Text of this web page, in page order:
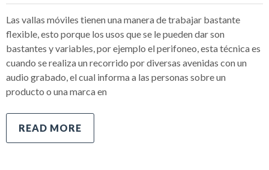
Las vallas móviles tienen una manera de trabajar bastante
flexible, esto porque los usos que se le pueden dar son
bastantes y variables, por ejemplo el perifoneo, esta técnica es
cuando se realiza un recorrido por diversas avenidas con un
audio grabado, el cual informa a las personas sobre un
producto o una marca en
READ MORE